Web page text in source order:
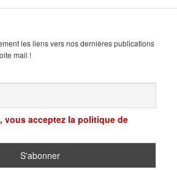
les liens vers nos dernières publications
mail !
vous acceptez la politique de